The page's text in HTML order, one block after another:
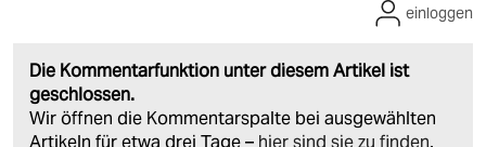
Die Kommentarfunktion unter diesem Artikel ist
geschlossen.
Wir öffnen die Kommentarspalte bei ausgewählten
einloggen